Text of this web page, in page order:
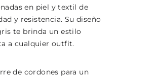
en piel y textil de
y resistencia. Su diseño
te brinda un estilo
a cualquier outfit.
de cordones para un